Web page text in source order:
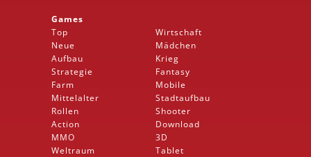
Games
Top
Neue
Aufbau
Strategie
Farm
Mittelalter
Rollen
Action
MMO
Weltraum
Wirtschaft
Mädchen
Krieg
Fantasy
Mobile
Stadtaufbau
Shooter
Download
3D
Tablet